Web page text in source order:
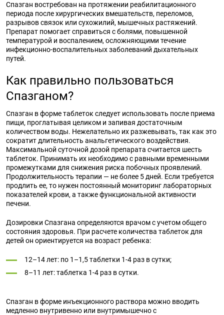
Спазган востребован на протяжении реабилитационного
периода после хирургических вмешательств, переломов,
разрывов связок или сухожилий, мышечных растяжений.
Препарат помогает справиться с болями, повышенной
температурой и воспалением, осложняющими течение
инфекционно-воспалительных заболеваний дыхательных
путей.
Как правильно пользоваться
Спазганом?
Спазган в форме таблеток следует использовать после приема
пищи, проглатывая целиком и запивая достаточным
количеством воды. Нежелательно их разжевывать, так как это
сократит длительность анальгетического воздействия.
Максимальной суточной дозой препарата считается шесть
таблеток. Принимать их необходимо с равными временными
промежутками для снижения риска побочных проявлений.
Продолжительность терапии — не более 5 дней. Если требуется
продлить ее, то нужен постоянный мониторинг лабораторных
показателей крови, а также функциональной активности
печени.
Дозировки Спазгана определяются врачом с учетом общего
состояния здоровья. При расчете количества таблеток для
детей он ориентируется на возраст ребенка:
12–14 лет: по 1–1,5 таблетки 1-4 раз в сутки;
8–11 лет: таблетка 1-4 раз в сутки.
Спазган в форме инъекционного раствора можно вводить
медленно внутривенно или внутримышечно с